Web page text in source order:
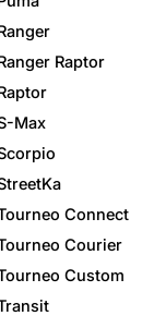
Raptor
Max
Connect
Courier
Custom